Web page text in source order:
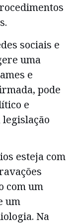
sociais e
uma
e
pode
e
legislação
esteja com
com um
um
Na